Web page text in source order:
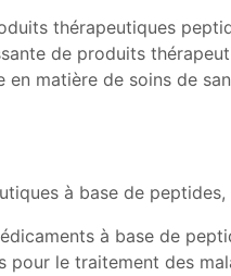
thérapeutiques
de produits
matière de soins de
à base de
à base de
le traitement des